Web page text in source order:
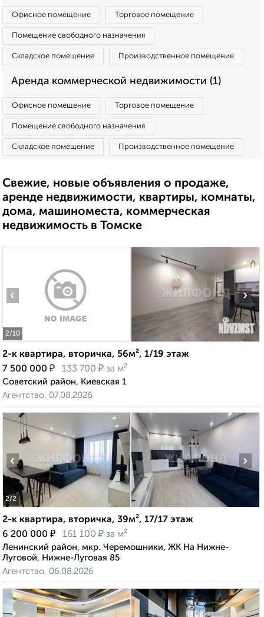
Офисное помещение Торговое помещение
Помещение свободного назначения
Складское помещение Производственное помещение
Аренда коммерческой недвижимости (1)
Офисное помещение Торговое помещение
Помещение свободного назначения
Складское помещение Производственное помещение
Свежие, новые объявления о продаже,
аренде недвижимости, квартиры, комнаты,
дома, машиноместа, коммерческая
недвижимость в Томске
2/10
‹ ›
2-к квартира, вторичка, 56м², 1/19 этаж
7 500 000 ₽ 133 700 ₽ за м²
Советский район, Киевская 1
Агентство, 07.08.2026
2/2
‹ ›
2-к квартира, вторичка, 39м², 17/17 этаж
6 200 000 ₽ 161 100 ₽ за м²
Ленинский район, мкр. Черемошники, ЖК На Нижне-
Луговой, Нижне-Луговая 85
Агентство, 06.08.2026